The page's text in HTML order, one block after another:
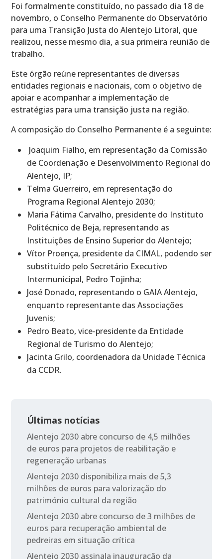
Foi formalmente constituído, no passado dia 18 de
novembro, o Conselho Permanente do Observatório
para uma Transição Justa do Alentejo Litoral, que
realizou, nesse mesmo dia, a sua primeira reunião de
trabalho.
Este órgão reúne representantes de diversas
entidades regionais e nacionais, com o objetivo de
apoiar e acompanhar a implementação de
estratégias para uma transição justa na região.
A composição do Conselho Permanente é a seguinte:
Joaquim Fialho, em representação da Comissão
de Coordenação e Desenvolvimento Regional do
Alentejo, IP;
Telma Guerreiro, em representação do
Programa Regional Alentejo 2030;
Maria Fátima Carvalho, presidente do Instituto
Politécnico de Beja, representando as
Instituições de Ensino Superior do Alentejo;
Vítor Proença, presidente da CIMAL, podendo ser
substituído pelo Secretário Executivo
Intermunicipal, Pedro Tojinha;
José Donado, representando o GAIA Alentejo,
enquanto representante das Associações
Juvenis;
Pedro Beato, vice-presidente da Entidade
Regional de Turismo do Alentejo;
Jacinta Grilo, coordenadora da Unidade Técnica
da CCDR.
Últimas notícias
Alentejo 2030 abre concurso de 4,5 milhões
de euros para projetos de reabilitação e
regeneração urbanas
Alentejo 2030 disponibiliza mais de 5,3
milhões de euros para valorização do
património cultural da região
Alentejo 2030 abre concurso de 3 milhões de
euros para recuperação ambiental de
pedreiras em situação crítica
Alentejo 2030 assinala inauguração da